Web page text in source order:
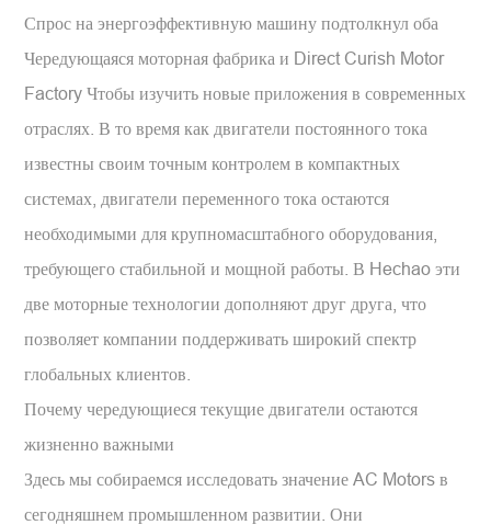
Спрос на энергоэффективную машину подтолкнул оба
Чередующаяся моторная фабрикаи Direct Curish Motor
FactoryЧтобы изучить новые приложения в современных
отраслях. В то время как двигатели постоянного тока
известны своим точным контролем в компактных
системах, двигатели переменного тока остаются
необходимыми для крупномасштабного оборудования,
требующего стабильной и мощной работы. В Hechao эти
две моторные технологии дополняют друг друга, что
позволяет компании поддерживать широкий спектр
глобальных клиентов.
Почему чередующиеся текущие двигатели остаются
жизненно важными
Здесь мы собираемся исследовать значение AC Motors в
сегодняшнем промышленном развитии. Они